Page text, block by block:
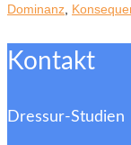
Dominanz
Kontakt
Dressur-Studien